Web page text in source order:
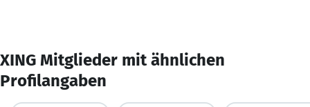
XING Mitglieder mit ähnlichen
Profilangaben